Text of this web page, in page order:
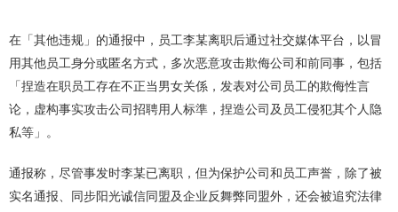
在「其他违规」的通报中，员工李某离职后通过社交媒体平台，以冒
用其他员工身分或匿名方式，多次恶意攻击欺侮公司和前同事，包括
「捏造在职员工存在不正当男女关係，发表对公司员工的欺侮性言
论，虚构事实攻击公司招聘用人标準，捏造公司及员工侵犯其个人隐
私等」。
通报称，尽管事发时李某已离职，但为保护公司和员工声誉，除了被
实名通报、同步阳光诚信同盟及企业反舞弊同盟外，还会被追究法律